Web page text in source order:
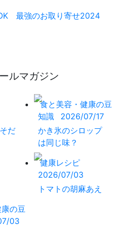
最強のお取り寄せ2024
ルマガジン
だ
食と美容・健康の豆
知識
2026/07/17
かき氷のシロップ
は同じ味？
健康レシピ
2026/07/03
トマトの胡麻あえ
の豆
03